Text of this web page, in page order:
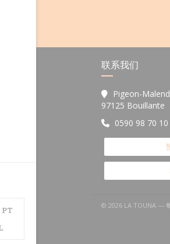
((在新窗口中打开))
PT
联系我们
Pigeon-
97125 Bouillante
0590 98 70 10
© 2026 LA TOUNA —